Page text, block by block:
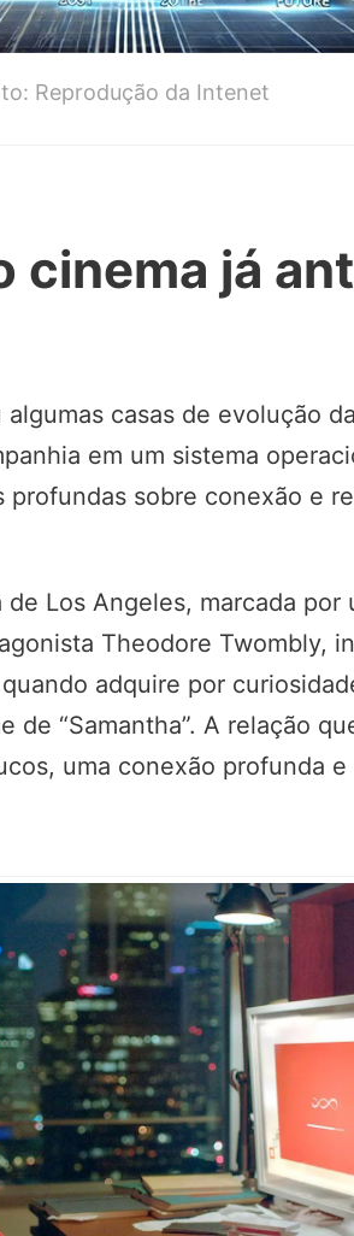
Reprodução da Intenet
cinema já
casas de evolução
em um sistema
sobre conexão e
Los Angeles, marcada por
Theodore Twombly,
adquire por
de “Samantha”. A relação
uma conexão profunda e